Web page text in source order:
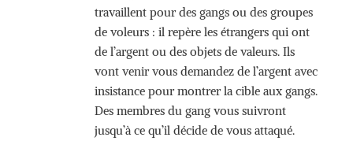
travaillent pour des gangs ou des groupes
de voleurs : il repère les étrangers qui ont
de l’argent ou des objets de valeurs. Ils
vont venir vous demandez de l’argent avec
insistance pour montrer la cible aux gangs.
Des membres du gang vous suivront
jusqu’à ce qu’il décide de vous attaqué.